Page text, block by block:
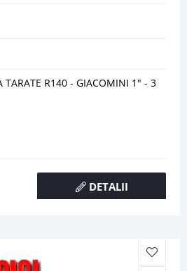
TARATE R140 - GIACOMINI 1" - 3
DETALII